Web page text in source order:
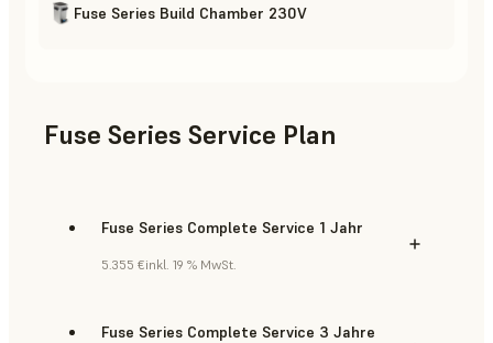
Fuse Series Build Chamber 230V
Fuse Series Service Plan
Fuse Series Complete Service 1 Jahr
5.355 €inkl. 19 % MwSt.
Fuse Series Complete Service 3 Jahre